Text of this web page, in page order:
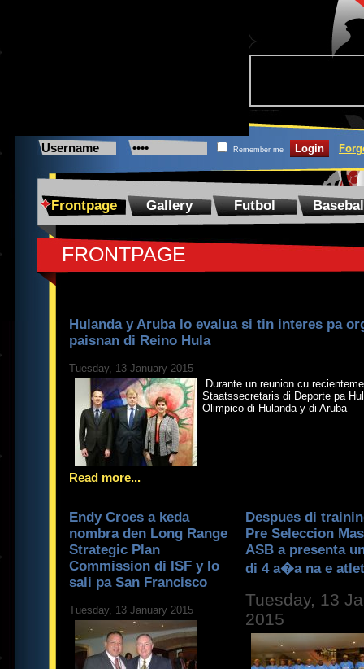
Remember me
Frontpage Gallery Futbol
FRONTPAGE
Hulanda y Aruba lo evalua si tin interes pa
paisnan di Reino Hula
Tuesday, 13 January 2015
Durante un reunion cu
Staatssecretaris di Deporte pa
Olimpico di Hulanda y di Aruba
Read more...
Endy Croes a keda
nombra den Long Range
Strategic Plan
Commission di ISF y lo
sali pa San Francisco
Tuesday, 13 January 2015
Despues di
Pre Seleccion
ASB a presenta
di 4 a�a na e
Tuesday, 13
2015